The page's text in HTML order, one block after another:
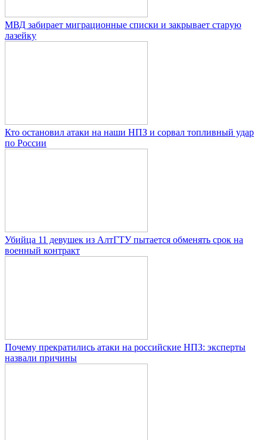
МВД забирает миграционные списки и закрывает старую
лазейку
Кто остановил атаки на наши НПЗ и сорвал топливный удар
по России
Убийца 11 девушек из АлтГТУ пытается обменять срок на
военный контракт
Почему прекратились атаки на российские НПЗ: эксперты
назвали причины